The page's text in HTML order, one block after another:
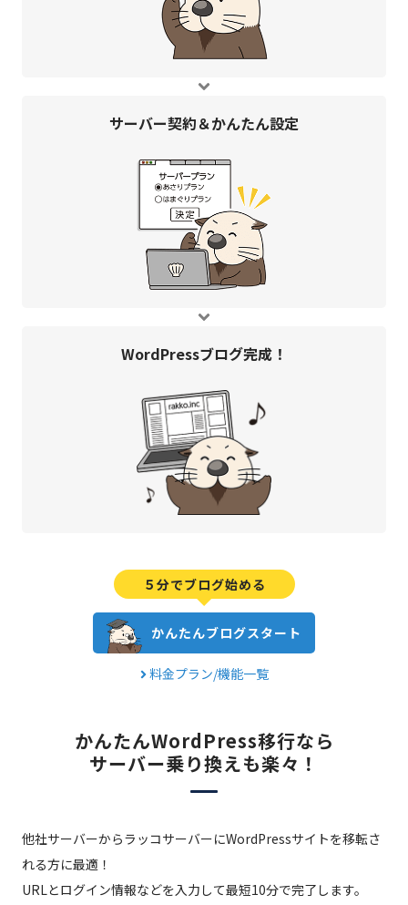
サーバー契約＆かんたん設定
WordPressブログ完成！
５分でブログ始める
かんたんブログスタート
料金プラン/機能一覧
かんたんWordPress移行なら
サーバー乗り換えも楽々！
他社サーバーからラッコサーバーにWordPressサイトを移転さ
れる方に最適！
URLとログイン情報などを入力して最短10分で完了します。